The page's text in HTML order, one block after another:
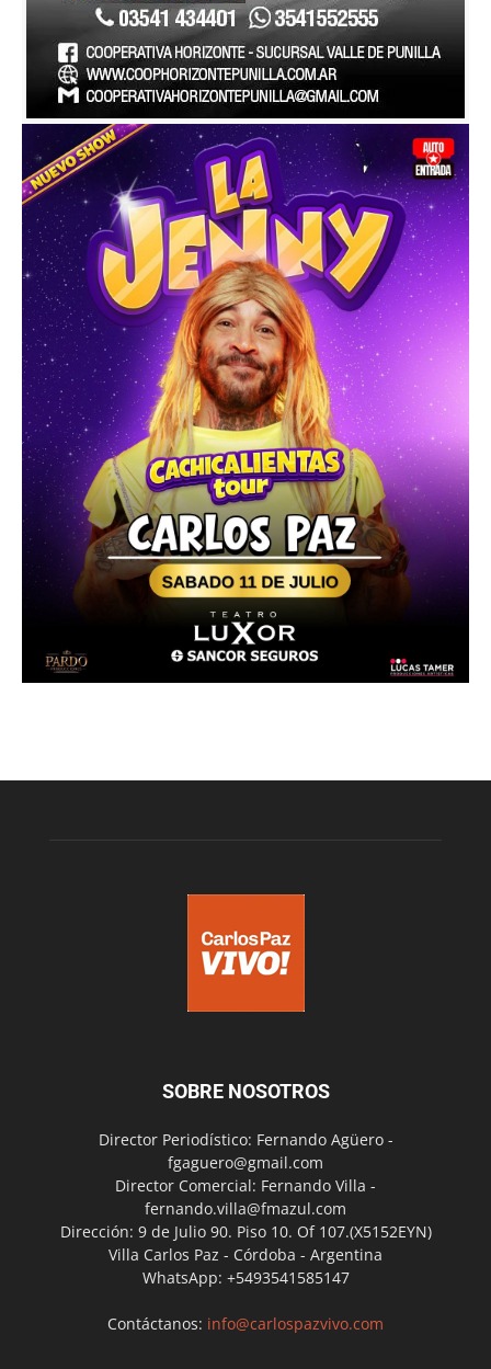
SOBRE NOSOTROS
Director Periodístico: Fernando Agüero -
fgaguero@gmail.com
Director Comercial: Fernando Villa -
fernando.villa@fmazul.com
Dirección: 9 de Julio 90. Piso 10. Of 107.(X5152EYN)
Villa Carlos Paz - Córdoba - Argentina
WhatsApp: +5493541585147
Contáctanos: info@carlospazvivo.com